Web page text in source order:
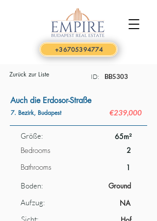
+36705394774
Zurück zur Liste ID: BB5303
Auch die Erdosor-Straße
7. Bezirk, Budapest €239,000
Größe: 65m²
Bedrooms 2
Bathrooms
1
Boden:
Ground
Aufzug:
NA